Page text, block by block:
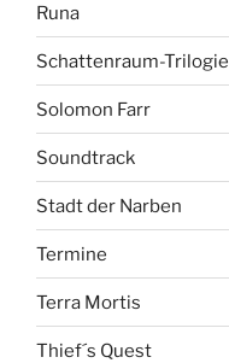
Runa
Schattenraum-Trilogie
Solomon Farr
Soundtrack
Stadt der Narben
Termine
Terra Mortis
Thief´s Quest